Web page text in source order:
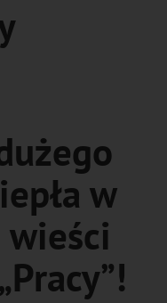
w
wieści